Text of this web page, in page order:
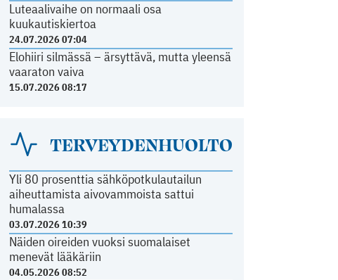
Luteaalivaihe on normaali osa
kuukautiskiertoa
24.07.2026 07:04
Elohiiri silmässä – ärsyttävä, mutta yleensä
vaaraton vaiva
15.07.2026 08:17
TERVEYDENHUOLTO
Yli 80 prosenttia sähköpotkulautailun
aiheuttamista aivovammoista sattui
humalassa
03.07.2026 10:39
Näiden oireiden vuoksi suomalaiset
menevät lääkäriin
04.05.2026 08:52